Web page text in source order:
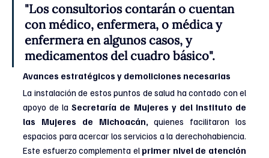
"Los consultorios contarán o cuentan
con médico, enfermera, o médica y
enfermera en algunos casos, y
medicamentos del cuadro básico".
Avances estratégicos y demoliciones necesarias
La instalación de estos puntos de salud ha contado con el
apoyo de la Secretaría de Mujeres y del Instituto de
las Mujeres de Michoacán, quienes facilitaron los
espacios para acercar los servicios a la derechohabiencia.
Este esfuerzo complementa el primer nivel de atención